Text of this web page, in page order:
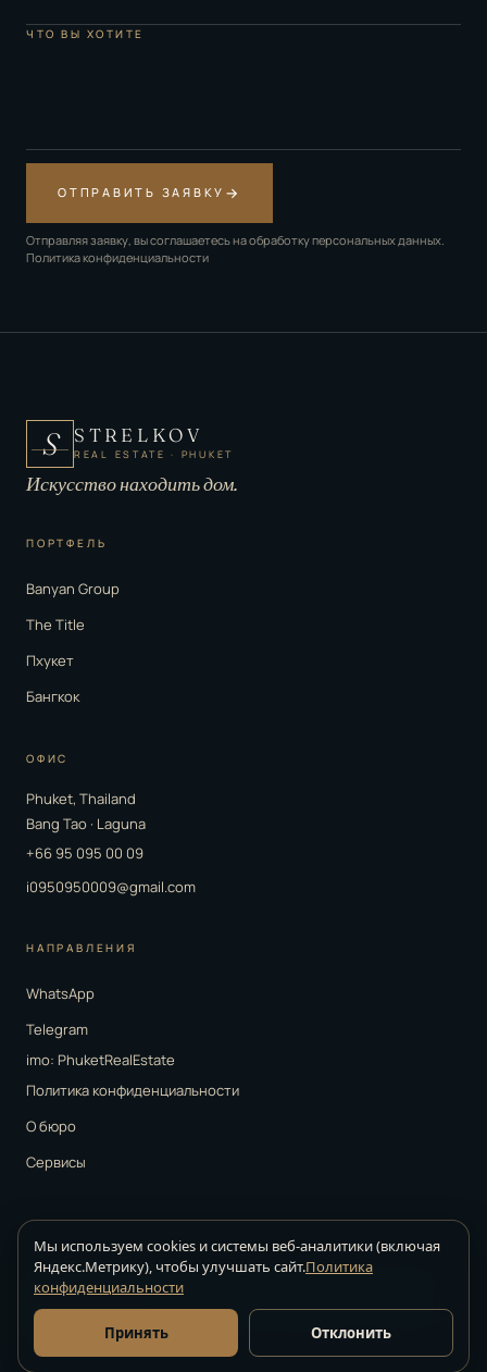
ЧТО ВЫ ХОТИТЕ
ОТПРАВИТЬ ЗАЯВКУ →
Отправляя заявку, вы соглашаетесь на обработку персональных данных.
Политика конфиденциальности
S STRELKOV
REAL ESTATE · PHUKET
Искусство находить дом.
ПОРТФЕЛЬ
Banyan Group
The Title
Пхукет
Бангкок
ОФИС
Phuket, Thailand
Bang Tao · Laguna
+66 95 095 00 09
i0950950009@gmail.com
НАПРАВЛЕНИЯ
WhatsApp
Telegram
imo: PhuketRealEstate
Политика конфиденциальности
О бюро
Сервисы
Strelkov Real Estate · агентство недвижимости на Пхукете · © 2026.
Все права защищены
Информация на сайте носит справочный характер. Точные условия
сделок уточняются у куратора.
Мы используем cookies и системы веб-аналитики (включая
Яндекс.Метрику), чтобы улучшать сайт.Политика
конфиденциальности
Принять Отклонить